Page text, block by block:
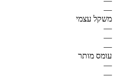
—
משקל עצמי
—
—
—
עומס מותר
—
—